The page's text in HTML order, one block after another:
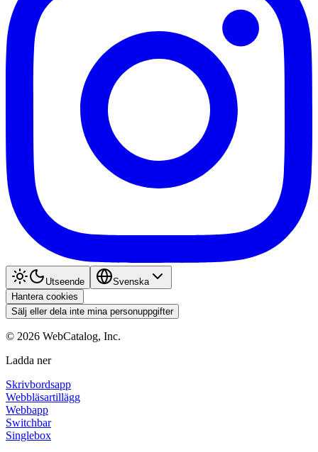
Utseende
Svenska
Hantera cookies
Sälj eller dela inte mina personuppgifter
© 2026 WebCatalog, Inc.
Ladda ner
Skrivbordsapp
Webbläsartillägg
Webbapp
Switchbar
Singlebox